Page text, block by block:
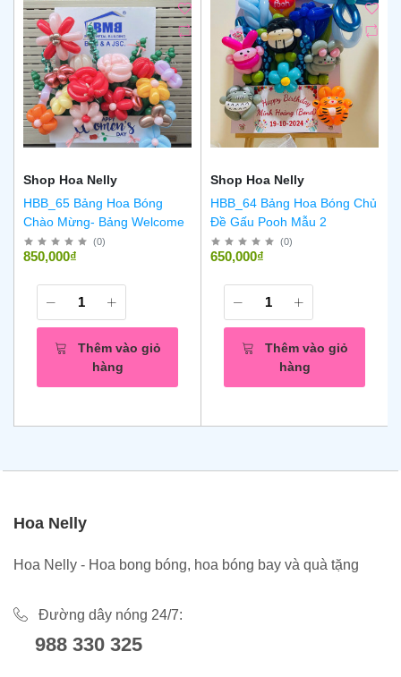
Shop Hoa Nelly
HBB_65 Bảng Hoa Bóng
Chào Mừng- Bảng Welcome
(0)
850,000₫
Thêm vào giỏ
hàng
Shop Hoa Nelly
HBB_64 Bảng Hoa Bóng Chủ
Đề Gấu Pooh Mẫu 2
(0)
650,000₫
Thêm vào giỏ
hàng
Hoa Nelly
Hoa Nelly - Hoa bong bóng, hoa bóng bay và quà tặng
Đường dây nóng 24/7:
988 330 325